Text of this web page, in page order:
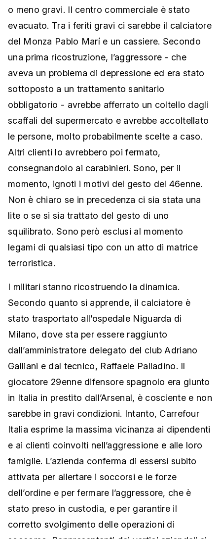
o meno gravi. Il centro commerciale è stato
evacuato. Tra i feriti gravi ci sarebbe il calciatore
del Monza Pablo Marí e un cassiere. Secondo
una prima ricostruzione, l’aggressore - che
aveva un problema di depressione ed era stato
sottoposto a un trattamento sanitario
obbligatorio - avrebbe afferrato un coltello dagli
scaffali del supermercato e avrebbe accoltellato
le persone, molto probabilmente scelte a caso.
Altri clienti lo avrebbero poi fermato,
consegnandolo ai carabinieri. Sono, per il
momento, ignoti i motivi del gesto del 46enne.
Non è chiaro se in precedenza ci sia stata una
lite o se si sia trattato del gesto di uno
squilibrato. Sono però esclusi al momento
legami di qualsiasi tipo con un atto di matrice
terroristica.
I militari stanno ricostruendo la dinamica.
Secondo quanto si apprende, il calciatore è
stato trasportato all’ospedale Niguarda di
Milano, dove sta per essere raggiunto
dall’amministratore delegato del club Adriano
Galliani e dal tecnico, Raffaele Palladino. Il
giocatore 29enne difensore spagnolo era giunto
in Italia in prestito dall’Arsenal, è cosciente e non
sarebbe in gravi condizioni. Intanto, Carrefour
Italia esprime la massima vicinanza ai dipendenti
e ai clienti coinvolti nell’aggressione e alle loro
famiglie. L’azienda conferma di essersi subito
attivata per allertare i soccorsi e le forze
dell’ordine e per fermare l’aggressore, che è
stato preso in custodia, e per garantire il
corretto svolgimento delle operazioni di